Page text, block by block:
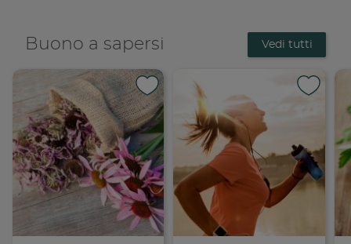
Condividi su
Copia link
Buono a sapersi Vedi tutti